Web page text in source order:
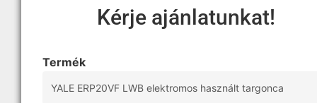
Kérje ajánlatunkat!
Termék